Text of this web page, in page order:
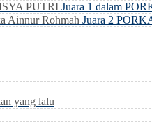
PUTRI Juara 1 dalam
Ainnur Rohmah Juara 2
yang lalu